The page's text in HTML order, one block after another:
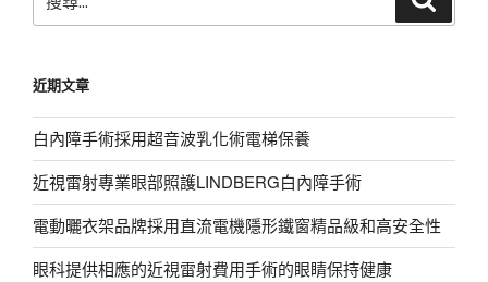
尋
字:
近期文章
白內障手術採用超音波乳化術電梯保養
近視雷射專業眼部照護LINDBERG白內障手術
電動曬衣架品牌採用直流電機隱形鐵窗精品級和高安全性
眼科提供相應的近視雷射費用手術的眼睛保持健康